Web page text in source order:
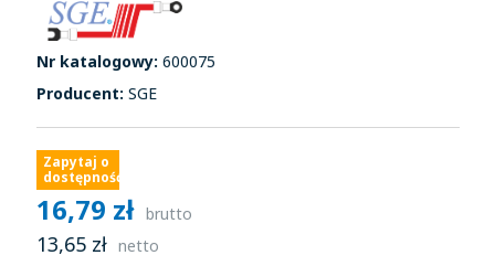
Nr katalogowy: 600075
Producent: SGE
Zapytaj o
dostępność
16,79 zł brutto
13,65 zł netto